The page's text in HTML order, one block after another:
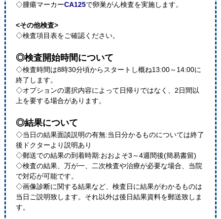
◇腫瘍マーカーCA125で卵巣がん検査を実施します。
<その他検査>
◇検査項目表をご確認ください。
◎検査開始時間について
◇検査時間は8時30分頃からスタートし概ね13:00～14:00に
終了します。
◇オプションの選択内容によって日帰りではなく、2日間以
上を要する場合があります。
◎結果について
◇当日の結果面談説明の有無:当日分かるものについては終了
後ドクターより説明あり
◇郵送での結果の到着時期:おおよそ3～4週間後(簡易書留)
◇検査の結果、万が一、二次検査や治療が必要な場合、当院
で対応が可能です。
◇画像診断に関する結果など、検査日に結果がわかるものは
当日ご説明致します。それ以外は後日結果資料を郵送致しま
す。